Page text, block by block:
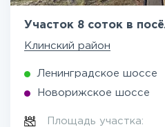
Участок 8 соток в
Клинский район
Ленинградское шоссе
Новорижское шоссе
Площадь участка: